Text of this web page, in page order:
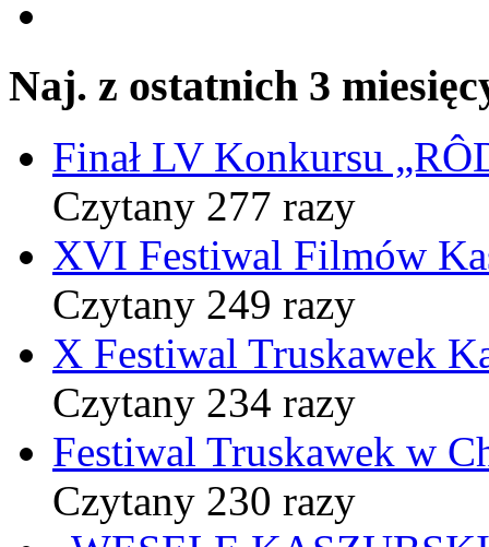
Naj. z ostatnich 3
Finał LV Konkursu
Czytany 277 razy
XVI Festiwal Filmów
Czytany 249 razy
X Festiwal Truskawek
Czytany 234 razy
Festiwal Truskawek w
Czytany 230 razy